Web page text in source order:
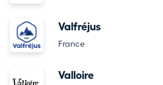
Valfréjus
France
Valloire